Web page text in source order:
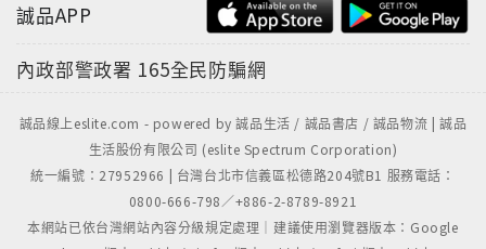
誠品APP
內政部警政署 165全民防騙網
誠品線上eslite.com - powered by 誠品生活 / 誠品書店 / 誠品物流 | 誠品
生活股份有限公司 (eslite Spectrum Corporation)
統一編號：27952966 | 台灣台北市信義區松德路204號B1 服務電話：
0800-666-798／+886-2-8789-8921
本網站已依台灣網站內容分級規定處理｜建議使用瀏覽器版本：Google